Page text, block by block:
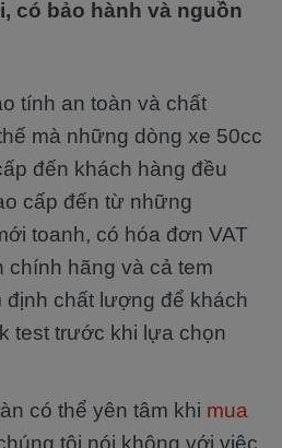
có bảo hành và nguồn
tính an toàn và chất
mà những dòng xe 50cc
đến khách hàng đều
cấp đến từ những
toanh, có hóa đơn VAT
chính hãng và cả tem
định chất lượng để khách
test trước khi lựa chọn
có thể yên tâm khi mua
tôi nói không với việc